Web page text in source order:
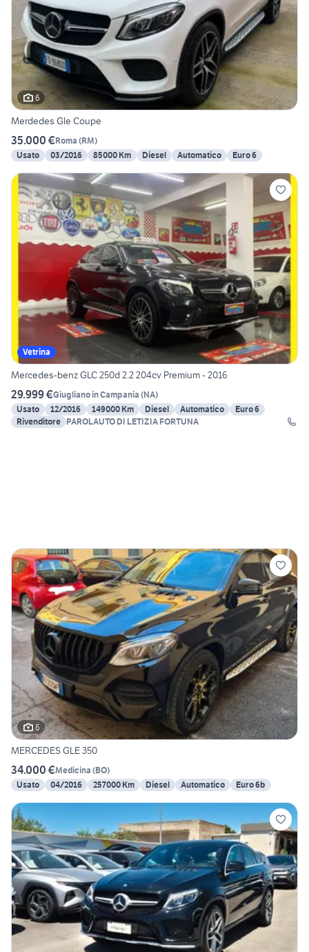
6
Merdedes Gle Coupe
35.000 €Roma (RM)
Usato
03/2016 85000 Km Diesel Automatico Euro 6
Vetrina
Mercedes-benz GLC 250d 2.2 204cv Premium - 2016
29.999 €Giugliano in Campania (NA)
Usato
12/2016 149000 Km Diesel Automatico
Euro 6
Rivenditore PAROLAUTO DI LETIZIA FORTUNA
6
MERCEDES GLE 350
34.000 €Medicina (BO)
Usato
04/2016 257000 Km Diesel Automatico Euro 6b